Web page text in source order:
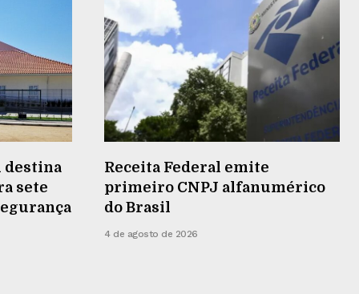
destina
sete
Receita Federal emite
primeiro CNPJ alfanumérico
do Brasil
4 de agosto de 2026